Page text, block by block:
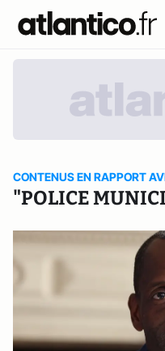
CONTENUS EN RAPPORT
"POLICE